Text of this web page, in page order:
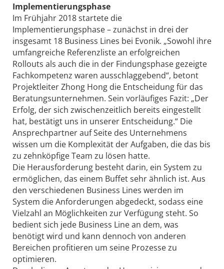
Implementierungsphase
Im Frühjahr 2018 startete die
Implementierungsphase – zunächst in drei der
insgesamt 18 Business Lines bei Evonik. „Sowohl ihre
umfangreiche Referenzliste an erfolgreichen
Rollouts als auch die in der Findungsphase gezeigte
Fachkompetenz waren ausschlaggebend“, betont
Projektleiter Zhong Hong die Entscheidung für das
Beratungsunternehmen. Sein vorläufiges Fazit: „Der
Erfolg, der sich zwischenzeitlich bereits eingestellt
hat, bestätigt uns in unserer Entscheidung.“ Die
Ansprechpartner auf Seite des Unternehmens
wissen um die Komplexität der Aufgaben, die das bis
zu zehnköpfige Team zu lösen hatte.
Die Herausforderung besteht darin, ein System zu
ermöglichen, das einem Buffet sehr ähnlich ist. Aus
den verschiedenen Business Lines werden im
System die Anforderungen abgedeckt, sodass eine
Vielzahl an Möglichkeiten zur Verfügung steht. So
bedient sich jede Business Line an dem, was
benötigt wird und kann dennoch von anderen
Bereichen profitieren um seine Prozesse zu
optimieren.